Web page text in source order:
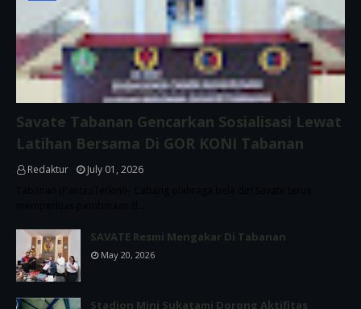
Savate Tabanan Gencarkan Sosialisasi Lewat
Latihan Bersama Di GOR KONI Tabanan
Redaktur
July 01, 2026
SAVATE Resmi Mengakar Di Tabanan
May 20, 2026
Stadion Mini Sukatami Dorong Aktifitas